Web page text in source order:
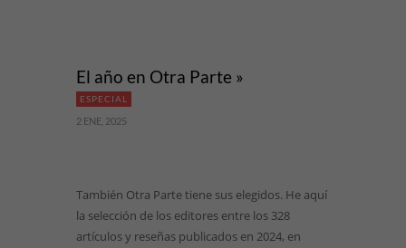
El año en Otra Parte »
ESPECIAL
2 ENE, 2025
También Otra Parte tiene sus elegidos. He aquí
la selección de los editores entre los 328
artículos y reseñas publicados en 2024, en